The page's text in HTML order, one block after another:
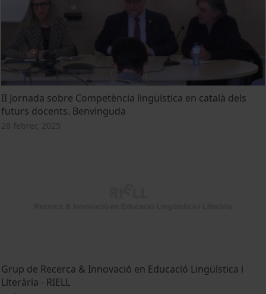
II Jornada sobre Competència lingüística en català dels
futurs docents. Benvinguda
28 febrer, 2025
Grup de Recerca & Innovació en Educació Lingüística i
Literària - RIELL